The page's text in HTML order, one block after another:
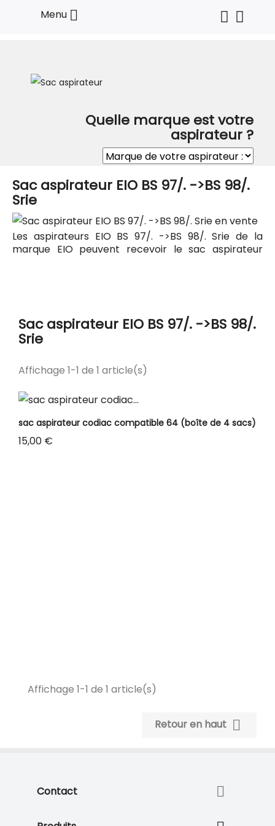
Menu 
Quelle marque est votre
aspirateur ?
Sac aspirateur EIO BS 97/. ->BS 98/.
Srie
Les aspirateurs EIO BS 97/. ->BS 98/. Srie de la
marque EIO peuvent recevoir le sac aspirateur
Sac aspirateur EIO BS 97/. ->BS 98/.
Srie
Affichage 1-1 de 1 article(s)
sac aspirateur codiac compatible 64 (boîte de 4 sacs)
Prix
15,00 €
Affichage 1-1 de 1 article(s)
Retour en haut 
Contact 